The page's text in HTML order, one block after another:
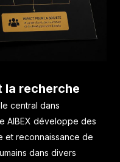
la recherche
central dans
AIBEX développe des
et reconnaissance de
dans divers